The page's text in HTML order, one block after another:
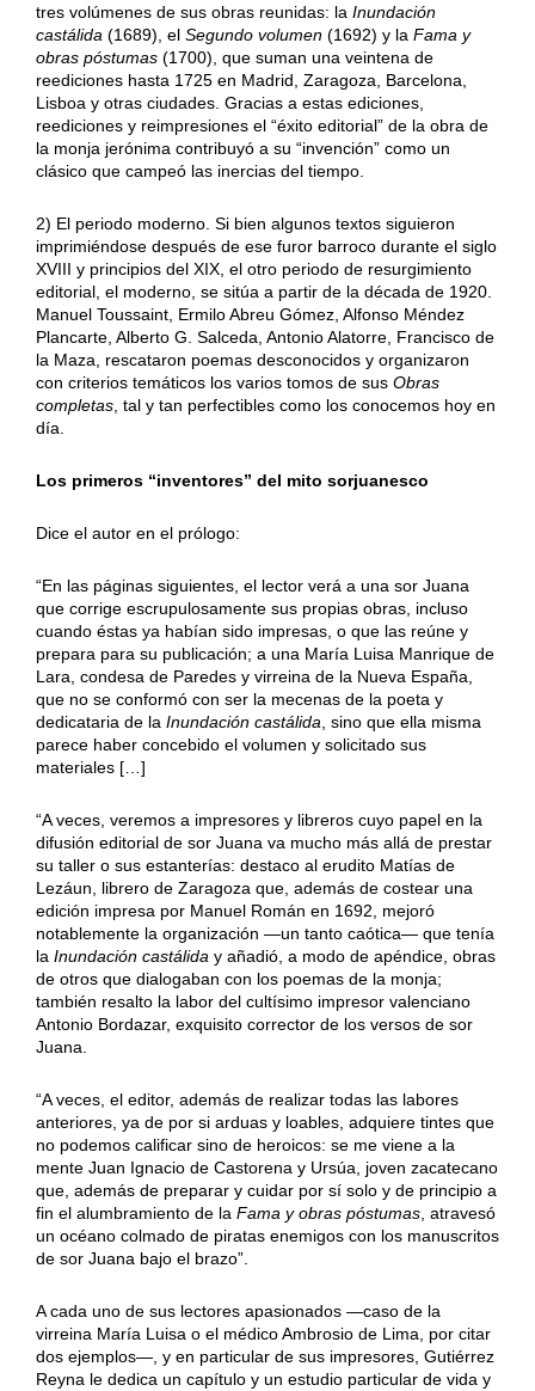
tres volúmenes de sus obras reunidas: la Inundación
castálida (1689), el Segundo volumen(1692) y la Fama y
obras póstumas(1700), que suman una veintena de
reediciones hasta 1725 en Madrid, Zaragoza, Barcelona,
Lisboa y otras ciudades. Gracias a estas ediciones,
reediciones y reimpresiones el “éxito editorial” de la obra de
la monja jerónima contribuyó a su “invención” como un
clásico que campeó las inercias del tiempo.
2) El periodo moderno. Si bien algunos textos siguieron
imprimiéndose después de ese furor barroco durante el siglo
XVIII y principios del XIX, el otro periodo de resurgimiento
editorial, el moderno, se sitúa a partir de la década de 1920.
Manuel Toussaint, Ermilo Abreu Gómez, Alfonso Méndez
Plancarte, Alberto G. Salceda, Antonio Alatorre, Francisco de
la Maza, rescataron poemas desconocidos y organizaron
con criterios temáticos los varios tomos de sus Obras
completas, tal y tan perfectibles como los conocemos hoy en
día.
Los primeros “inventores” del mito sorjuanesco
Dice el autor en el prólogo:
“En las páginas siguientes, el lector verá a una sor Juana
que corrige escrupulosamente sus propias obras, incluso
cuando éstas ya habían sido impresas, o que las reúne y
prepara para su publicación; a una María Luisa Manrique de
Lara, condesa de Paredes y virreina de la Nueva España,
que no se conformó con ser la mecenas de la poeta y
dedicataria de la Inundación castálida , sino que ella misma
parece haber concebido el volumen y solicitado sus
materiales […]
“A veces, veremos a impresores y libreros cuyo papel en la
difusión editorial de sor Juana va mucho más allá de prestar
su taller o sus estanterías: destaco al erudito Matías de
Lezáun, librero de Zaragoza que, además de costear una
edición impresa por Manuel Román en 1692, mejoró
notablemente la organización —un tanto caótica— que tenía
la Inundación castálida y añadió, a modo de apéndice, obras
de otros que dialogaban con los poemas de la monja;
también resalto la labor del cultísimo impresor valenciano
Antonio Bordazar, exquisito corrector de los versos de sor
Juana.
“A veces, el editor, además de realizar todas las labores
anteriores, ya de por si arduas y loables, adquiere tintes que
no podemos calificar sino de heroicos: se me viene a la
mente Juan Ignacio de Castorena y Ursúa, joven zacatecano
que, además de preparar y cuidar por sí solo y de principio a
fin el alumbramiento de la Fama y obras póstumas, atravesó
un océano colmado de piratas enemigos con los manuscritos
de sor Juana bajo el brazo”.
A cada uno de sus lectores apasionados —caso de la
virreina María Luisa o el médico Ambrosio de Lima, por citar
dos ejemplos—, y en particular de sus impresores, Gutiérrez
Reyna le dedica un capítulo y un estudio particular de vida y